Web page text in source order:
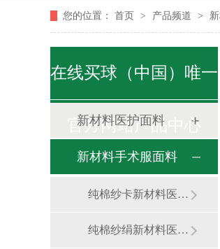
您的位置： 首页 > 产品频道 >
在线买球（中国）唯一
官方网站产品中心
新材料医护面料
新材料手术服面料
纯棉纱卡新材料医护面料
纯棉纱绢新材料医用面料